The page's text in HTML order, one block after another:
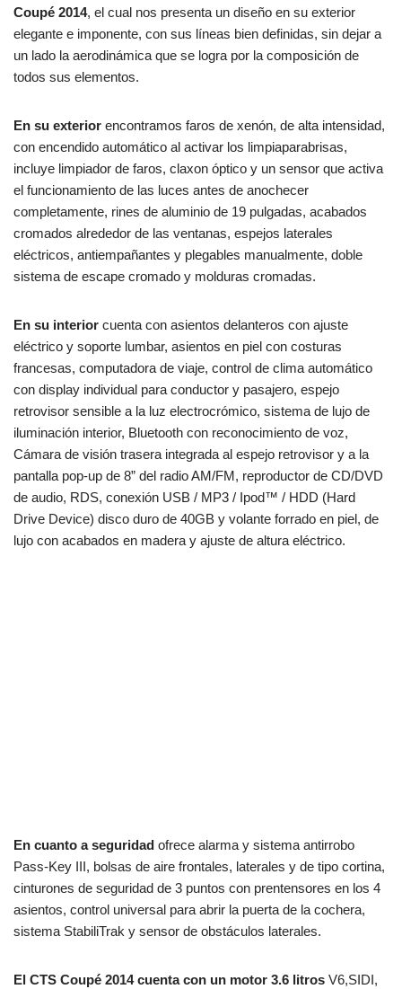
Coupé 2014, el cual nos presenta un diseño en su exterior
elegante e imponente, con sus líneas bien definidas, sin dejar a
un lado la aerodinámica que se logra por la composición de
todos sus elementos.
En su exterior encontramos faros de xenón, de alta intensidad,
con encendido automático al activar los limpiaparabrisas,
incluye limpiador de faros, claxon óptico y un sensor que activa
el funcionamiento de las luces antes de anochecer
completamente, rines de aluminio de 19 pulgadas, acabados
cromados alrededor de las ventanas, espejos laterales
eléctricos, antiempañantes y plegables manualmente, doble
sistema de escape cromado y molduras cromadas.
En su interior cuenta con asientos delanteros con ajuste
eléctrico y soporte lumbar, asientos en piel con costuras
francesas, computadora de viaje, control de clima automático
con display individual para conductor y pasajero, espejo
retrovisor sensible a la luz electrocrómico, sistema de lujo de
iluminación interior, Bluetooth con reconocimiento de voz,
Cámara de visión trasera integrada al espejo retrovisor y a la
pantalla pop-up de 8” del radio AM/FM, reproductor de CD/DVD
de audio, RDS, conexión USB / MP3 / Ipod™ / HDD (Hard
Drive Device) disco duro de 40GB y volante forrado en piel, de
lujo con acabados en madera y ajuste de altura eléctrico.
En cuanto a seguridad ofrece alarma y sistema antirrobo
Pass-Key III, bolsas de aire frontales, laterales y de tipo cortina,
cinturones de seguridad de 3 puntos con prentensores en los 4
asientos, control universal para abrir la puerta de la cochera,
sistema StabiliTrak y sensor de obstáculos laterales.
El CTS Coupé 2014 cuenta con un motor 3.6 litros V6,SIDI,